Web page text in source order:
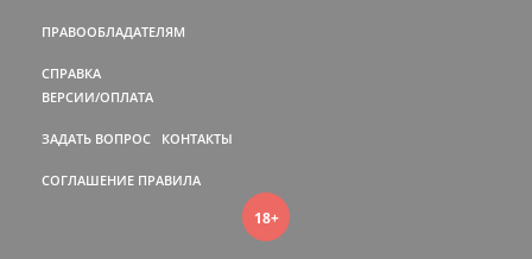
ПРАВООБЛАДАТЕЛЯМ
СПРАВКА
ВЕРСИИ/ОПЛАТА
ЗАДАТЬ ВОПРОС КОНТАКТЫ
СОГЛАШЕНИЕ ПРАВИЛА
18+